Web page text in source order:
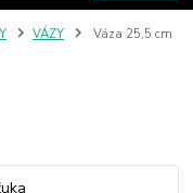
VÁZY
Váza 25,5 cm